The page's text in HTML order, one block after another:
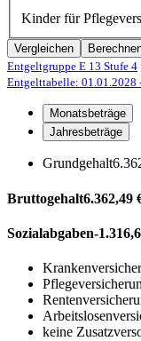
Kinder für
Vergleichen
Entgeltgruppe E 13 Stufe 4
Entgelttabelle: 01.01.2028
Monatsbeträge
Jahresbeträge
Grundgehalt
Bruttogehalt6.362,49
Sozialabgaben-
keine